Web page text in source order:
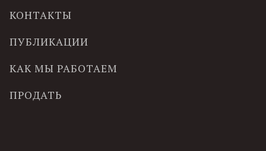
КОНТАКТЫ
ПУБЛИКАЦИИ
КАК МЫ РАБОТАЕМ
ПРОДАТЬ